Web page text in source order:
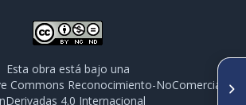
González. Un
SIGUIENTE ARTÍCULO
Ed Leedskalnin y El Castillo de
Esta obra está bajo una
Commons Reconocimiento-NoComercial-
4.0 Internacional